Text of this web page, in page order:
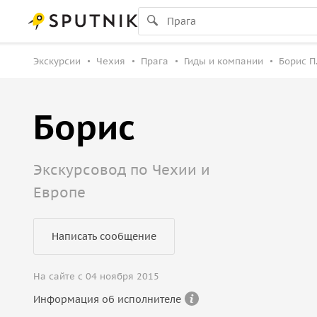
Экскурсии Чехия Прага Гиды и компании Борис П.
Борис
Экскурсовод по Чехии и
Европе
Написать сообщение
На сайте с 04 ноября 2015
Информация об исполнителе